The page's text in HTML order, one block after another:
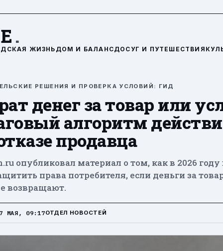
.
ЖИЗНЬ ДОМ И БАЛАНСДОСУГ И ПУТЕШЕСТВИЯ
РЕШЕНИЯ И ПРОВЕРКА УСЛОВИЙ: ГИД
денег за товар или
алгоритм
продавца
опубликовал материал о том, как в 2026 году
права потребителя, если деньги за
возвращают.
МАЯ, 09:17ОТДЕЛ НОВОСТЕЙ